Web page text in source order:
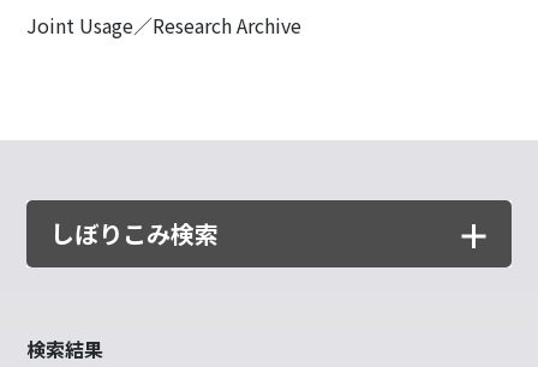
Joint Usage／Research Archive
しぼりこみ検索
検索結果